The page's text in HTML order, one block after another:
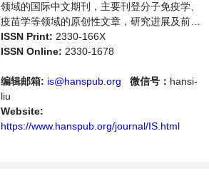
领域的国际中文期刊，主要刊登分子免疫学、
疫苗学等领域的原创性文章，研究进展及前沿
报道。旨在给世界范围内的科学家、学者、科
研人员提供一个传播、分享和讨论免疫学领域
ISSN Print: 2330-166X
ISSN Online: 2330-1678
编辑邮箱: is@hanspub.org 微信号： hansi-
liu
Website:
https://www.hanspub.org/journal/IS.html